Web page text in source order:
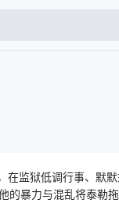
在监狱低调行事、默
暴力与混乱将泰勒